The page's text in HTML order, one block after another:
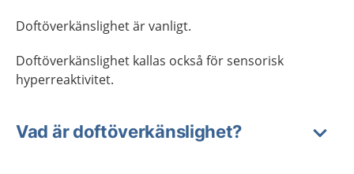
Doftöverkänslighet är vanligt.
Doftöverkänslighet kallas också för sensorisk
hyperreaktivitet.
Vad är doftöverkänslighet?